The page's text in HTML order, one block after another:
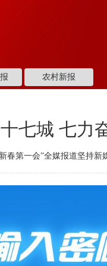
农村新报
七城 七力
第一会”全媒报道坚持新